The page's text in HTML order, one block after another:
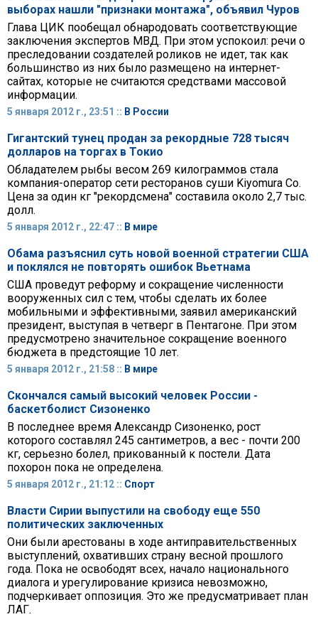
выборах нашли "признаки монтажа", объявил Чуров
Глава ЦИК пообещал обнародовать соответствующие
заключения экспертов МВД. При этом успокоил: речи о
преследовании создателей роликов не идет, так как
большинство из них было размещено на интернет-
сайтах, которые не считаются средствами массовой
информации.
5 января 2012 г., 23:51 :: В России
Гигантский тунец продан за рекордные 728 тысяч
долларов на торгах в Токио
Обладателем рыбы весом 269 килограммов стала
компания-оператор сети ресторанов суши Kiyomura Co.
Цена за один кг "рекордсмена" составила около 2,7 тыс.
долл.
5 января 2012 г., 22:47 :: В мире
Обама разъяснил суть новой военной стратегии США
и поклялся не повторять ошибок Вьетнама
США проведут реформу и сокращение численности
вооруженных сил с тем, чтобы сделать их более
мобильными и эффективными, заявил американский
президент, выступая в четверг в Пентагоне. При этом
предусмотрено значительное сокращение военного
бюджета в предстоящие 10 лет.
5 января 2012 г., 21:58 :: В мире
Скончался самый высокий человек России -
баскетболист Сизоненко
В последнее время Александр Сизоненко, рост
которого составлял 245 сантиметров, а вес - почти 200
кг, серьезно болел, прикованный к постели. Дата
похорон пока не определена.
5 января 2012 г., 21:12 :: Спорт
Власти Сирии выпустили на свободу еще 550
политических заключенных
Они были арестованы в ходе антиправительственных
выступлений, охвативших страну весной прошлого
года. Пока не освободят всех, начало национального
диалога и урегулирование кризиса невозможно,
подчеркивает оппозиция. Это же предусматривает план
ЛАГ.